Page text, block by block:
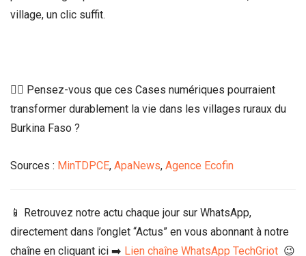
village, un clic suffit.
👉🏾 Pensez-vous que ces Cases numériques pourraient
transformer durablement la vie dans les villages ruraux du
Burkina Faso ?
Sources : MinTDPCE, ApaNews, Agence Ecofin
📱 Retrouvez notre actu chaque jour sur WhatsApp,
directement dans l’onglet “Actus” en vous abonnant à notre
chaîne en cliquant ici ➡️ Lien chaîne WhatsApp TechGriot 😉